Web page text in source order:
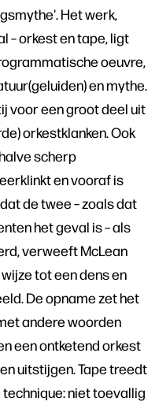
Het werk,
– orkest en tape, ligt
oeuvre,
en mythe.
voor een groot deel uit
orkestklanken. Ook
scherp
en vooraf is
de twee – zoals dat
het geval is – als
verweeft McLean
tot een dens en
De opname zet het
andere woorden
een ontketend orkest
uitstijgen. Tape treedt
niet toevallig